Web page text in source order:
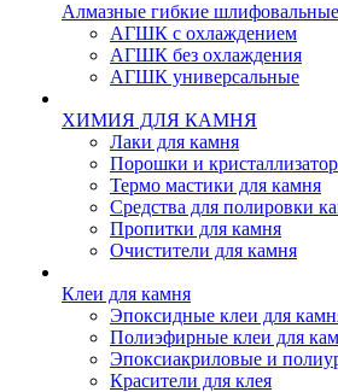
Алмазные гибкие
АГШК с охлаждением
АГШК без охлаждения
АГШК универсальные
ХИМИЯ ДЛЯ КАМНЯ
Лаки для камня
Порошки и
Термо мастики для камня
Средства для полировки
Пропитки для камня
Очистители для камня
Клеи для камня
Эпоксидные клеи для
Полиэфирные клеи для
Эпоксиакриловые и
Красители для клея